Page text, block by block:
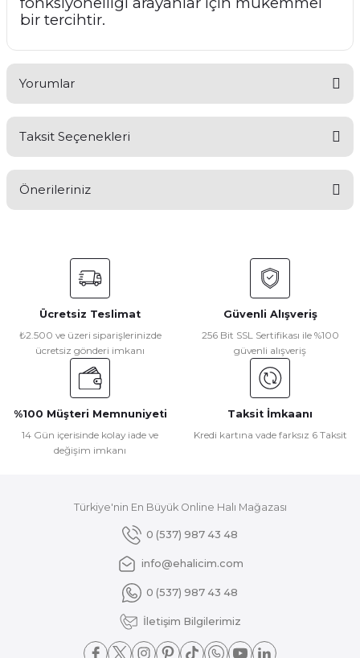
bir tercihtir.
Yorumlar
Yorum Yaz
Taksit Seçenekleri
Önerileriniz
konularda yetersiz gördüğünüz noktaları öneri formunu
kullanarak tarafımıza iletebilirsiniz.
Görüş ve önerileriniz için teşekkür ederiz.
Ürün resmi kalitesiz, bozuk veya görüntülenemiyor.
Ürün açıklamasında eksik bilgiler bulunuyor.
Ürün bilgilerinde hatalar bulunuyor.
Ürün fiyatı diğer sitelerden daha pahalı.
Gönder
Ücretsiz Teslimat
₺2.500 ve üzeri siparişlerinizde
ücretsiz gönderi imkanı
Güvenli Alışveriş
256 Bit SSL Sertifikası ile %100
güvenli alışveriş
%100 Müşteri Memnuniyeti
14 Gün içerisinde kolay iade ve
değişim imkanı
Taksit İmkaanı
Kredi kartına vade farksız 6 Taksit
Türkiye'nin En Büyük Online Halı Mağazası
0 (537) 987 43 48
info@ehalicim.com
0 (537) 987 43 48
İletişim Bilgilerimiz